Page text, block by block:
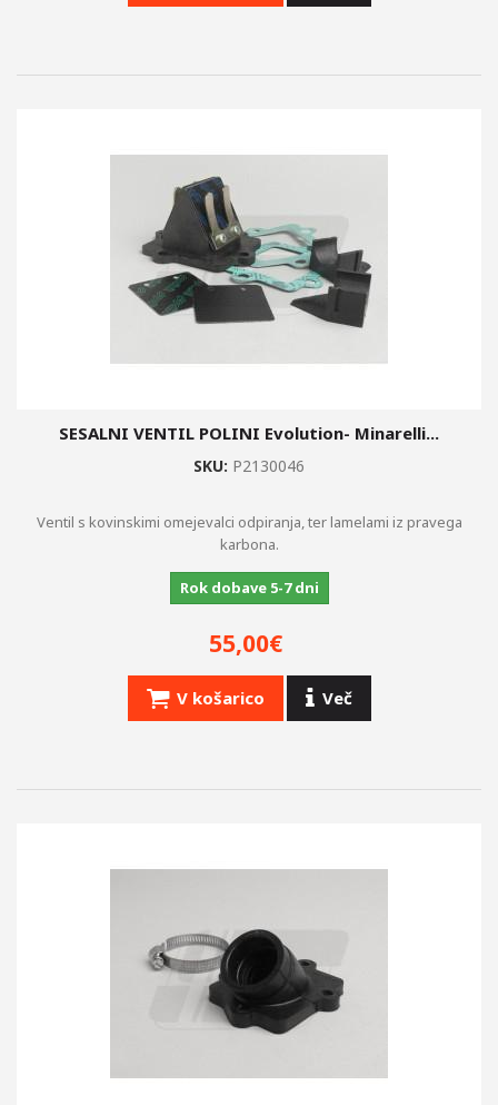
SESALNI VENTIL POLINI Evolution- Minarelli...
SKU: P2130046
Ventil s kovinskimi omejevalci odpiranja, ter lamelami iz pravega
karbona.
Rok dobave 5-7 dni
55,00€
V košarico Več